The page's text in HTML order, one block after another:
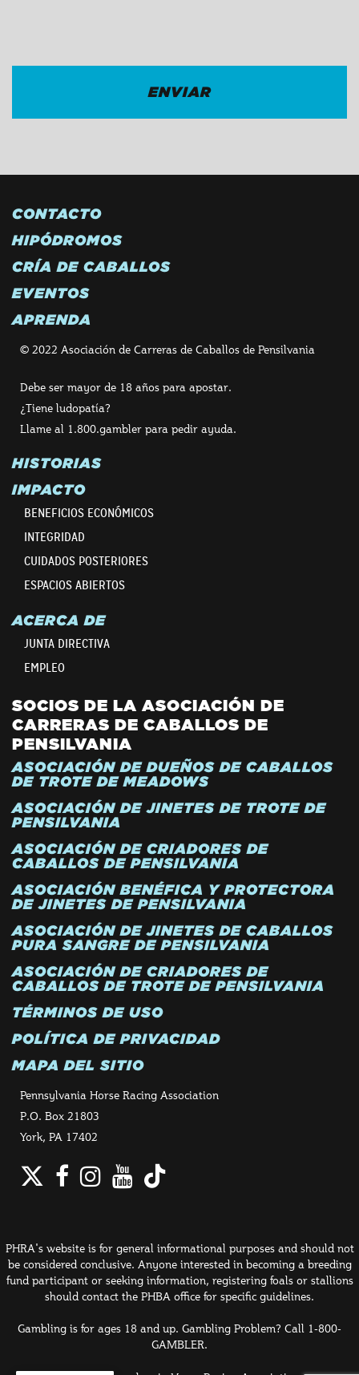
CONTACTO
HIPÓDROMOS
CRÍA DE CABALLOS
EVENTOS
APRENDA
© 2022 Asociación de Carreras de Caballos de Pensilvania
Debe ser mayor de 18 años para apostar.
¿Tiene ludopatía?
Llame al 1.800.gambler para pedir ayuda.
HISTORIAS
IMPACTO
BENEFICIOS ECONÓMICOS
INTEGRIDAD
CUIDADOS POSTERIORES
ESPACIOS ABIERTOS
ACERCA DE
JUNTA DIRECTIVA
EMPLEO
SOCIOS DE LA ASOCIACIÓN DE
CARRERAS DE CABALLOS DE
PENSILVANIA
ASOCIACIÓN DE DUEÑOS DE CABALLOS
DE TROTE DE MEADOWS
ASOCIACIÓN DE JINETES DE TROTE DE
PENSILVANIA
ASOCIACIÓN DE CRIADORES DE
CABALLOS DE PENSILVANIA
ASOCIACIÓN BENÉFICA Y PROTECTORA
DE JINETES DE PENSILVANIA
ASOCIACIÓN DE JINETES DE CABALLOS
PURA SANGRE DE PENSILVANIA
ASOCIACIÓN DE CRIADORES DE
CABALLOS DE TROTE DE PENSILVANIA
TÉRMINOS DE USO
POLÍTICA DE PRIVACIDAD
MAPA DEL SITIO
Pennsylvania Horse Racing Association
P.O. Box 21803
York, PA 17402
Twitter
Facebook
Instagram
YouTube
TikTok
PHRA's website is for general informational purposes and should not
be considered conclusive. Anyone interested in becoming a breeding
fund participant or seeking information, registering foals or stallions
should contact the PHBA office for specific guidelines.
Gambling is for ages 18 and up. Gambling Problem? Call 1-800-
GAMBLER.